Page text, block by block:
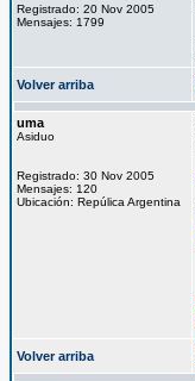
Registrado: 20 Nov 2005
Mensajes: 1799
Volver arriba
uma
Asiduo
Registrado: 30 Nov 2005
Mensajes: 120
Ubicación: Repúlica Argentina
Volver arriba